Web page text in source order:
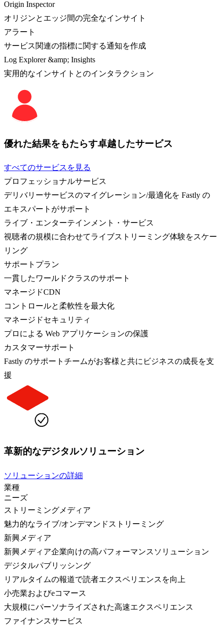
Origin Inspector
オリジンとエッジ間の完全なインサイト
アラート
サービス関連の指標に関する通知を作成
Log Explorer &amp; Insights
実用的なインサイトとのインタラクション
優れた結果をもたらす卓越したサービス
すべてのサービスを見る
プロフェッショナルサービス
デリバリーサービスのマイグレーション/最適化を Fastly の
エキスパートがサポート
ライブ・エンターテインメント・サービス
視聴者の規模に合わせてライブストリーミング体験をスケー
リング
サポートプラン
一貫したワールドクラスのサポート
マネージドCDN
コントロールと柔軟性を最大化
マネージドセキュリティ
プロによる Web アプリケーションの保護
カスタマーサポート
Fastly のサポートチームがお客様と共にビジネスの成長を支
援
革新的なデジタルソリューション
ソリューションの詳細
業種
ニーズ
ストリーミングメディア
魅力的なライブ/オンデマンドストリーミング
新興メディア
新興メディア企業向けの高パフォーマンスソリューション
デジタルパブリッシング
リアルタイムの報道で読者エクスペリエンスを向上
小売業およびeコマース
大規模にパーソナライズされた高速エクスペリエンス
ファイナンスサービス